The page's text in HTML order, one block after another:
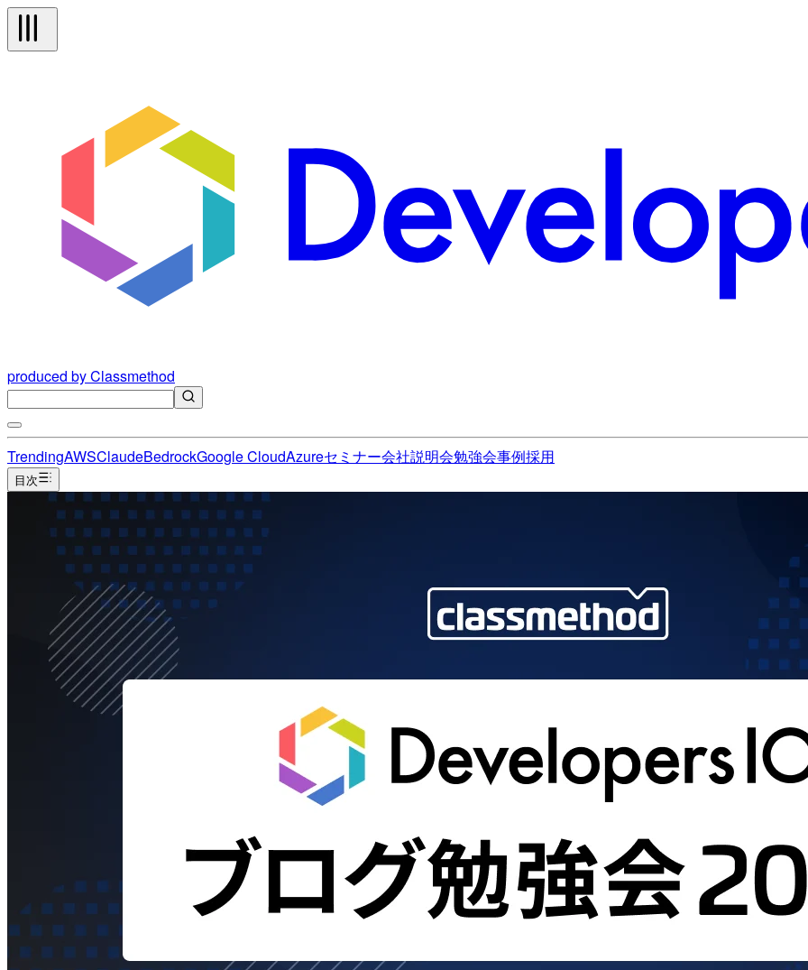
produced by Classmethod
TrendingAWSClaudeBedrockGoogle CloudAzureセミナー会社説明会勉強会事例採用
目次